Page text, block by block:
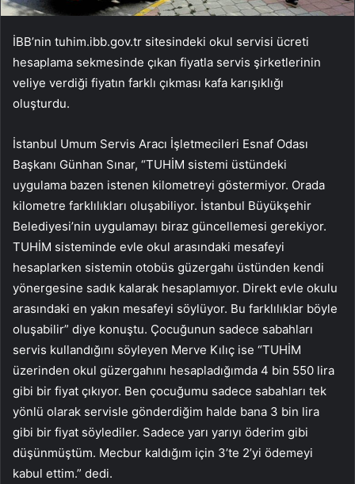
İBB’nin tuhim.ibb.gov.tr sitesindeki okul servisi ücreti
hesaplama sekmesinde çıkan fiyatla servis şirketlerinin
veliye verdiği fiyatın farklı çıkması kafa karışıklığı
oluşturdu.
İstanbul Umum Servis Aracı İşletmecileri Esnaf Odası
Başkanı Günhan Sınar, “TUHİM sistemi üstündeki
uygulama bazen istenen kilometreyi göstermiyor. Orada
kilometre farklılıkları oluşabiliyor. İstanbul Büyükşehir
Belediyesi’nin uygulamayı biraz güncellemesi gerekiyor.
TUHİM sisteminde evle okul arasındaki mesafeyi
hesaplarken sistemin otobüs güzergahı üstünden kendi
yönergesine sadık kalarak hesaplamıyor. Direkt evle okulu
arasındaki en yakın mesafeyi söylüyor. Bu farklılıklar böyle
oluşabilir” diye konuştu. Çocuğunun sadece sabahları
servis kullandığını söyleyen Merve Kılıç ise “TUHİM
üzerinden okul güzergahını hesapladığımda 4 bin 550 lira
gibi bir fiyat çıkıyor. Ben çocuğumu sadece sabahları tek
yönlü olarak servisle gönderdiğim halde bana 3 bin lira
gibi bir fiyat söylediler. Sadece yarı yarıyı öderim gibi
düşünmüştüm. Mecbur kaldığım için 3’te 2’yi ödemeyi
kabul ettim.” dedi.